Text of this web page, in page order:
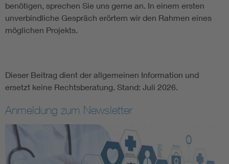
benötigen, sprechen Sie uns gerne an. In einem ersten
unverbindliche Gespräch erörtern wir den Rahmen eines
möglichen Projekts.
Dieser Beitrag dient der allgemeinen Information und
ersetzt keine Rechtsberatung. Stand: Juli 2026.
Anmeldung zum Newsletter